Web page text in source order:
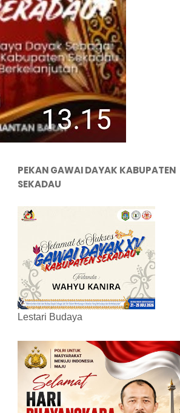
PEKAN GAWAI DAYAK KABUPATEN
SEKADAU
Lestari Budaya